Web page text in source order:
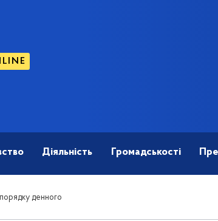
Діяльність Громадськості
денного